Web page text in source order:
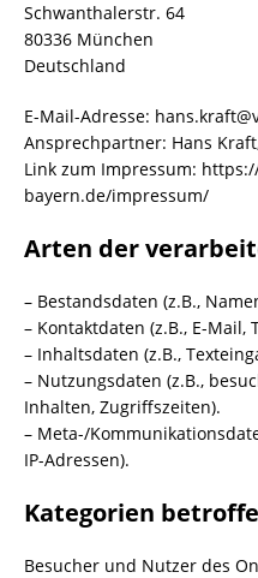
Schwanthalerstr. 64
80336 München
Deutschland
E-Mail-Adresse:
Ansprechpartner: Hans
Link zum Impressum:
bayern.de/impressum/
Arten der
– Bestandsdaten (z.B.,
– Kontaktdaten (z.B., E-Mail,
– Inhaltsdaten (z.B.,
– Nutzungsdaten (z.B.,
Inhalten, Zugriffszeiten).
– Meta-/
IP-Adressen).
Kategorien
Besucher und Nutzer des